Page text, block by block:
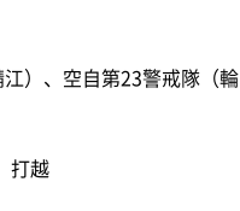
）、空自第23警戒隊（輪
打越